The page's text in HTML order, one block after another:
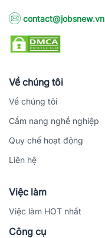
contact@jobsnew.vn
Về chúng tôi
Về chúng tôi
Cẩm nang nghề nghiệp
Quy chế hoạt động
Liên hệ
Việc làm
Việc làm HOT nhất
Công cụ